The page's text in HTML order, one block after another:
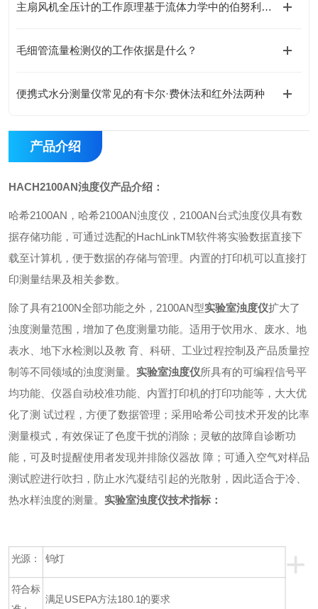
主扇风机全压计的工作原理基于流体力学中的伯努利方程
毛细管流量检测仪的工作依据是什么？
便携式水分测量仪常见的有卡尔·费休法和红外法两种
产品介绍
HACH2100AN浊度仪产品介绍：
哈希2100AN ，哈希2100AN浊度仪， 2100AN台式浊度仪具有数
据存储功能，可通过选配的HachLinkTM软件将实验数据直接下
载至计算机，便于数据的存储与管理。内置的打印机可以直接打
印测量结果及相关参数。
除了具有2100N全部功能之外， 2100AN型实验室浊度仪扩大了
浊度测量范围，增加了色度测量功能。适用于饮用水、废水、地
表水、地下水检测以及教 育、科研、工业过程控制及产品质量控
制等不同领域的浊度测量。 实验室浊度仪所具有的可编程信号平
均功能、仪器自动校准功能、内置打印机的打印功能等，大大优
化了测 试过程，方便了数据管理；采用哈希公司技术开发的比率
测量模式，有效保证了色度干扰的消除；灵敏的故障自诊断功
能，可及时提醒使用者发现并排除仪器故 障；可通入空气对样品
测试腔进行吹扫，防止水汽凝结引起的光散射，因此适合于冷、
热水样浊度的测量。 实验室浊度仪技术指标：
+
光源： 钨灯
符合标
满足USEPA方法180.1的要求